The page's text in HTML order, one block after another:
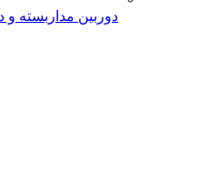
دوربین مداربسته و